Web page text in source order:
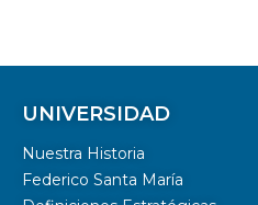
UNIVERSIDAD
Nuestra Historia
Federico Santa María